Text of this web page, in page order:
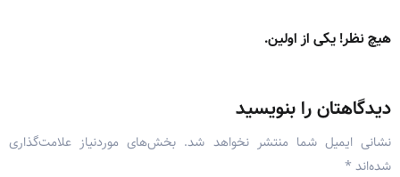
هیچ نظر! یکی از اولین.
دیدگاهتان را بنویسید
نشانی ایمیل شما منتشر نخواهد شد. بخش‌های موردنیاز علامت‌گذاری
شده‌اند *